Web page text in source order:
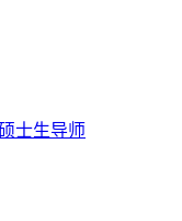
士生导师